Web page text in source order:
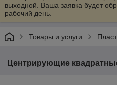
выходной. Ваша заявка будет
рабочий день.
Товары и услуги
Центрирующие